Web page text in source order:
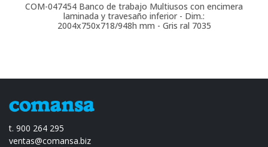
COM-047454 Banco de trabajo Multiusos con encimera
laminada y travesaño inferior - Dim.:
2004x750x718/948h mm - Gris ral 7035
t. 900 264 295
ventas@comansa.biz